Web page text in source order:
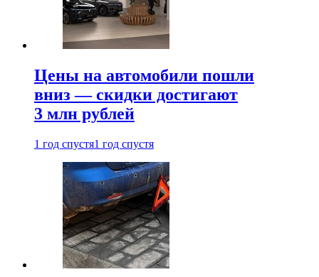
Цены на автомобили пошли
вниз — скидки достигают
3 млн рублей
1 год спустя1 год спустя